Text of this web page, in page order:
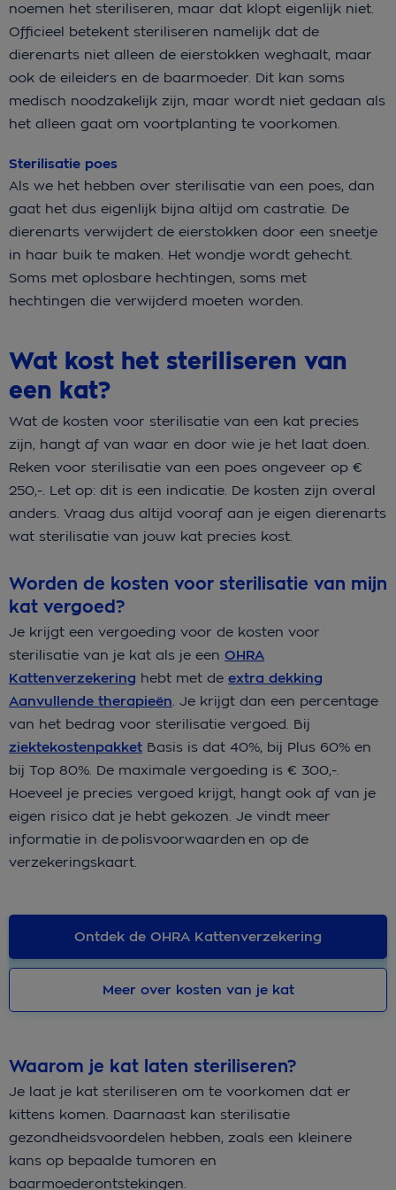
noemen het steriliseren, maar dat klopt eigenlijk niet.
Officieel betekent steriliseren namelijk dat de
dierenarts niet alleen de eierstokken weghaalt, maar
ook de eileiders en de baarmoeder. Dit kan soms
medisch noodzakelijk zijn, maar wordt niet gedaan als
het alleen gaat om voortplanting te voorkomen.
Sterilisatie poes
Als we het hebben over sterilisatie van een poes, dan
gaat het dus eigenlijk bijna altijd om castratie. De
dierenarts verwijdert de eierstokken door een sneetje
in haar buik te maken. Het wondje wordt gehecht.
Soms met oplosbare hechtingen, soms met
hechtingen die verwijderd moeten worden.
Wat kost het steriliseren van
een kat?
Wat de kosten voor sterilisatie van een kat precies
zijn, hangt af van waar en door wie je het laat doen.
Reken voor sterilisatie van een poes ongeveer op €
250,-. Let op: dit is een indicatie. De kosten zijn overal
anders. Vraag dus altijd vooraf aan je eigen dierenarts
wat sterilisatie van jouw kat precies kost.
Worden de kosten voor sterilisatie van mijn
kat vergoed?
Je krijgt een vergoeding voor de kosten voor
sterilisatie van je kat als je een OHRA
Kattenverzekering hebt met de extra dekking
Aanvullende therapieën. Je krijgt dan een percentage
van het bedrag voor sterilisatie vergoed. Bij
ziektekostenpakket Basis is dat 40%, bij Plus 60% en
bij Top 80%. De maximale vergoeding is € 300,-.
Hoeveel je precies vergoed krijgt, hangt ook af van je
eigen risico dat je hebt gekozen. Je vindt meer
informatie in de polisvoorwaarden en op de
verzekeringskaart.
Ontdek de OHRA Kattenverzekering
Meer over kosten van je kat
Waarom je kat laten steriliseren?
Je laat je kat steriliseren om te voorkomen dat er
kittens komen. Daarnaast kan sterilisatie
gezondheidsvoordelen hebben, zoals een kleinere
kans op bepaalde tumoren en
baarmoederontstekingen.